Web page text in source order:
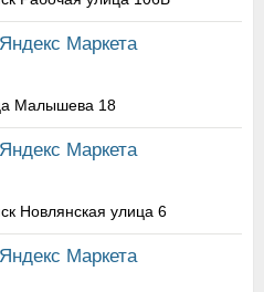
Маркета
Малышева 18
Маркета
Новлянская улица 6
Маркета